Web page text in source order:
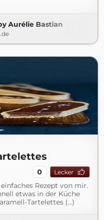
Aurélie Bastian
0 Lecker
Rezept von mir.
etwas in der Küche
Tartelettes (...)